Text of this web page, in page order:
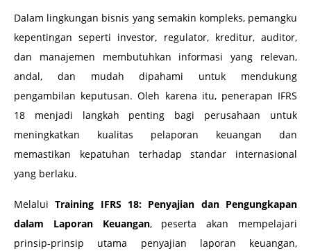
Dalam lingkungan bisnis yang semakin kompleks, pemangku
kepentingan seperti investor, regulator, kreditur, auditor,
dan manajemen membutuhkan informasi yang relevan,
andal, dan mudah dipahami untuk mendukung
pengambilan keputusan. Oleh karena itu, penerapan IFRS
18 menjadi langkah penting bagi perusahaan untuk
meningkatkan kualitas pelaporan keuangan dan
memastikan kepatuhan terhadap standar internasional
yang berlaku.
MelaluiTraining IFRS 18: Penyajian dan Pengungkapan
dalam Laporan Keuangan, peserta akan mempelajari
prinsip-prinsip utama penyajian laporan keuangan,